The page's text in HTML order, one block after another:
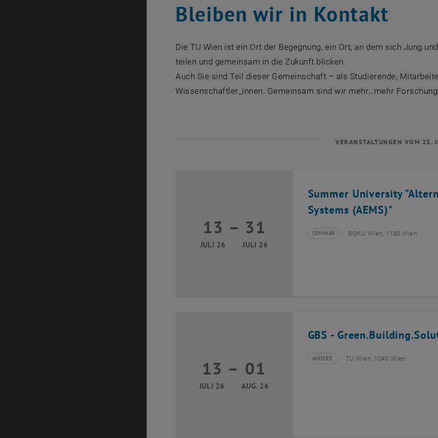
Bleiben wir in Kontakt
Die TU Wien ist ein Ort der Begegnung, ein Ort, an dem sich Jung
teilen und gemeinsam in die Zukunft blicken.
Auch Sie sind Teil dieser Gemeinschaft – als Studierende,
Wissenschaftler_innen. Gemeinsam sind wir mehr…mehr
VERANSTALTUNGEN VOM 23.
Summer University
Systems (AEMS)"
13
JULI 26
13 Juli 2026 bis 31 Juli 2026
– 31
JULI 26
Veranstaltungstyp:
SEMINAR
Veranstaltungsort:BOKU Wien, 1180 Wien
GBS -
13
JULI 26
13 Juli 2026 bis 01 August 2026
– 01
AUG. 26
Veranstaltungstyp:
ANDERE
Veranstaltungsort:TU Wien, 1040 Wien